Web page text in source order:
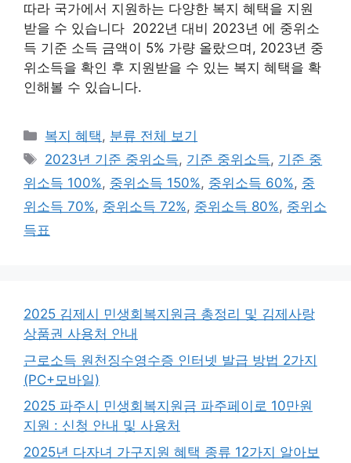
따라 국가에서 지원하는 다양한 복지 혜택을 지원
받을 수 있습니다 2022년 대비 2023년 에 중위소
득 기준 소득 금액이 5% 가량 올랐으며, 2023년 중
위소득을 확인 후 지원받을 수 있는 복지 혜택을 확
인해볼 수 있습니다.
카
테
리
복지 혜택, 분류 전체 보기
태
그
2023년 기준 중위소득, 기준 중위소득, 기준 중
위소득 100%, 중위소득 150%, 중위소득 60%, 중
위소득 70%, 중위소득 72%, 중위소득 80%, 중위소
득표
2025 김제시 민생회복지원금 총정리 및 김제사랑
상품권 사용처 안내
근로소득 원천징수영수증 인터넷 발급 방법 2가지
(PC+모바일)
2025 파주시 민생회복지원금 파주페이로 10만원
지원 : 신청 안내 및 사용처
2025년 다자녀 가구지원 혜택 종류 12가지 알아보